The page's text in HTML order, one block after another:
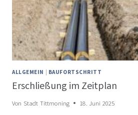
ALLGEMEIN | BAUFORTSCHRITT
Erschließung im Zeitplan
Von Stadt Tittmoning 18. Juni 2025